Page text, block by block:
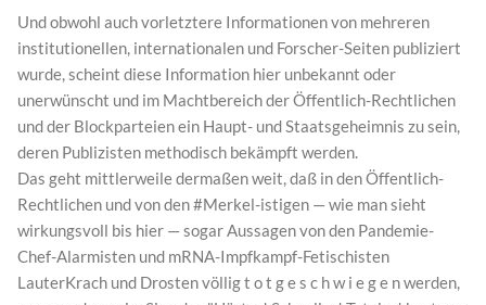
Und obwohl auch vorletztere Informationen von mehreren
institutionellen, internationalen und Forscher-Seiten publiziert
wurde, scheint diese Information hier unbekannt oder
unerwünscht und im Machtbereich der Öffentlich-Rechtlichen
und der Blockparteien ein Haupt- und Staatsgeheimnis zu sein,
deren Publizisten methodisch bekämpft werden.
Das geht mittlerweile dermaßen weit, daß in den Öffentlich-
Rechtlichen und von den #Merkel-istigen — wie man sieht
wirkungsvoll bis hier — sogar Aussagen von den Pandemie-
Chef-Alarmisten und mRNA-Impfkampf-Fetischisten
LauterKrach und Drosten völlig t o t g e s c h w i e g e n werden,